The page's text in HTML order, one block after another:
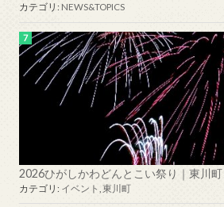
カテゴリ: NEWS&TOPICS
2026ひがしかわどんとこい祭り｜東川町
カテゴリ: イベント 東川町